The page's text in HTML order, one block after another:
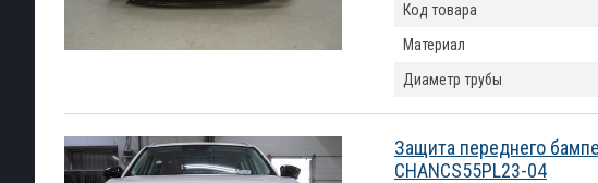
Код товара
Материал
Диаметр трубы
Защита переднего
CHANCS55PL23-04